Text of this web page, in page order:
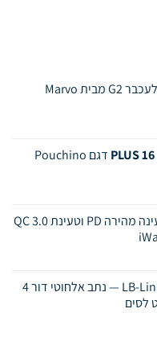
משטח גיימינג מקצועי / פד לעכבר G2 מבית Marvo
16 PLUS
דגם Pouchino
מטען לרכב USB TYPE C טעינה מהירה PD וטעינת QC 3.0
ראוטר סלולרי LB-Link CPE450AX — נתב אלחוטי דור 4